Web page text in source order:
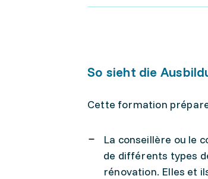
So sieht die
Cette formation
La conseillère ou le
de différents types
rénovation. Elles et